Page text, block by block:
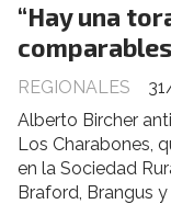
“Hay una
REGIONALES
Alberto Bircher
Los Charabones,
en la Sociedad
Braford, Brangus